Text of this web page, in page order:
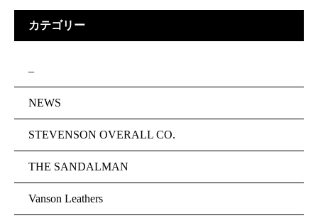
カテゴリー
–
NEWS
STEVENSON OVERALL CO.
THE SANDALMAN
Vanson Leathers